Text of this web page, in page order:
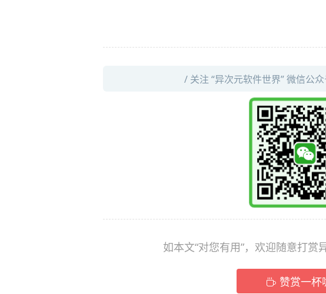
/ 关注 “异次元软件世界” 微信公
如本文“对您有用”，欢迎随意打赏
赞赏一杯